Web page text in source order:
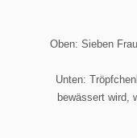
Oben: Sieben
Unten:
bewässert wird,